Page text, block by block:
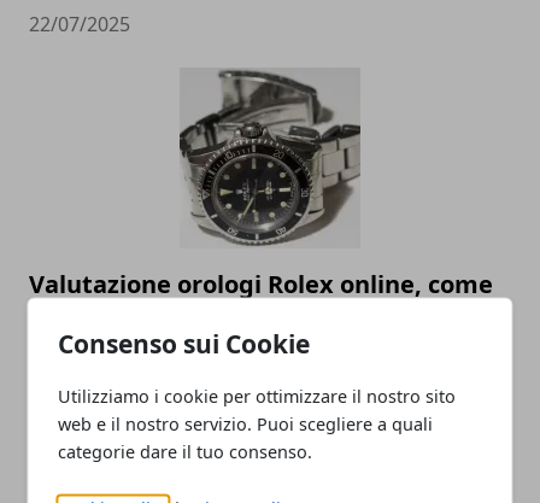
Consenso sui Cookie
Utilizziamo i cookie per ottimizzare il nostro sito
web e il nostro servizio. Puoi scegliere a quali
categorie dare il tuo consenso.
22/07/2025
Valutazione orologi Rolex online, come
23/05/2023